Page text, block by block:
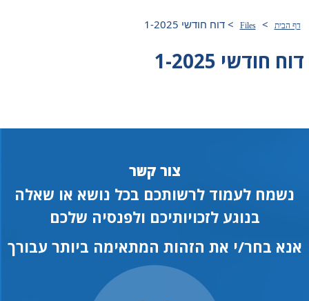
דף הבית >
Files
>דוח חודשי 1-2025
דוח חודשי 1-2025
צור קשר
נשמח לעמוד לרשותכם בכל נושא או שאלה
בנוגע לזכויותיכם ולפנסיה שלכם
אנא בחר/י את הזהות המתאימה ביותר עבורך